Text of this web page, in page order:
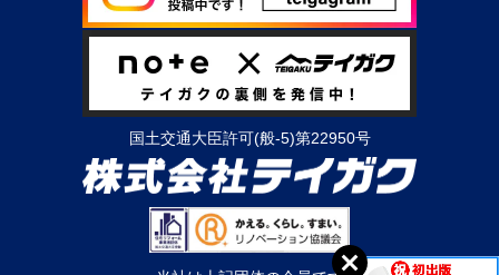
国土交通大臣許可(般-5)第22950号